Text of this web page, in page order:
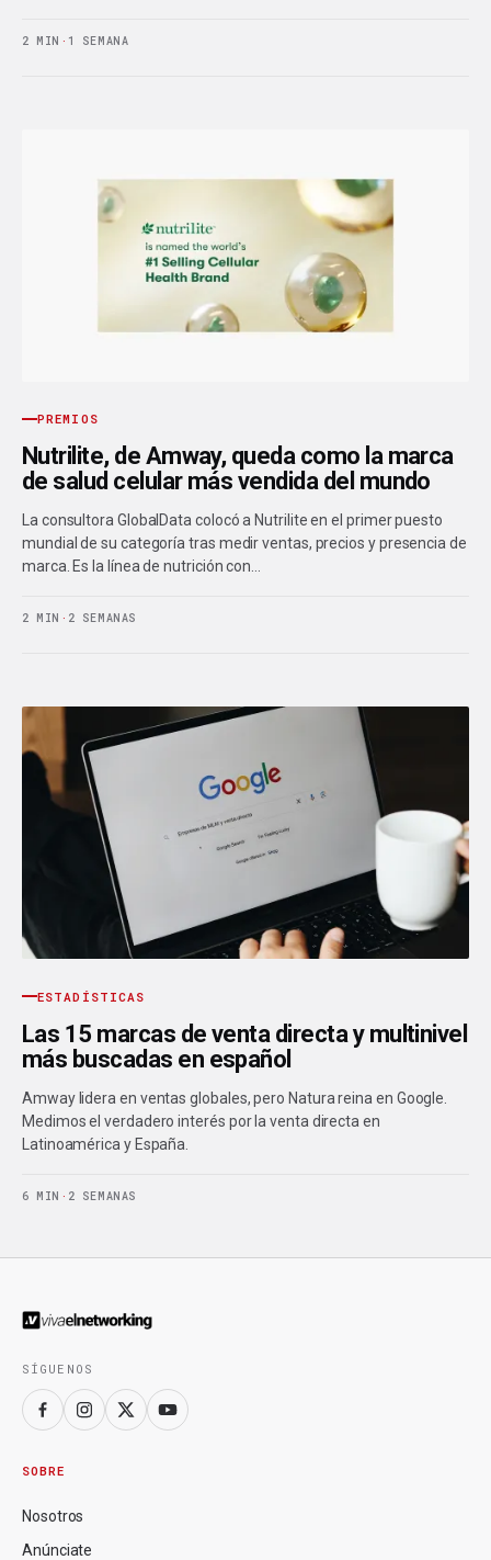
2 MIN · 1 SEMANA
PREMIOS
Nutrilite, de Amway, queda como la marca
de salud celular más vendida del mundo
La consultora GlobalData colocó a Nutrilite en el primer puesto
mundial de su categoría tras medir ventas, precios y presencia de
marca. Es la línea de nutrición con…
2 MIN · 2 SEMANAS
ESTADÍSTICAS
Las 15 marcas de venta directa y multinivel
más buscadas en español
Amway lidera en ventas globales, pero Natura reina en Google.
Medimos el verdadero interés por la venta directa en
Latinoamérica y España.
6 MIN · 2 SEMANAS
SÍGUENOS
SOBRE
Nosotros
Anúnciate